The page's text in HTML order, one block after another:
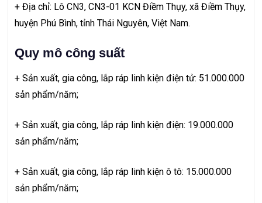
+ Địa chỉ: Lô CN3, CN3-01 KCN Điềm Thụy, xã Điềm Thụy,
huyện Phú Bình, tỉnh Thái Nguyên, Việt Nam.
Quy mô công suất
+ Sản xuất, gia công, lắp ráp linh kiện điện tử: 51.000.000
sản phẩm/năm;
+ Sản xuất, gia công, lắp ráp linh kiện điện: 19.000.000
sản phẩm/năm;
+ Sản xuất, gia công, lắp ráp linh kiện ô tô: 15.000.000
sản phẩm/năm;